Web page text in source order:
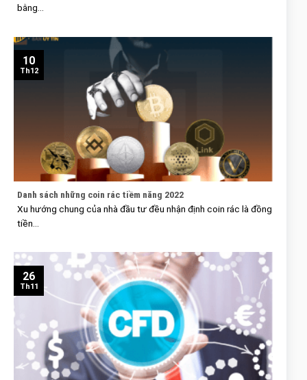
bằng...
Danh sách những coin rác tiềm năng 2022
Xu hướng chung của nhà đầu tư đều nhận định coin rác là đồng
tiền...
10
Th12
26
Th11